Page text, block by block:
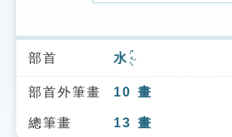
索引選單
知識索引
單字索引
部首 水 ㄕㄨㄟˇ
部首外筆畫 10 畫
總筆畫 13 畫